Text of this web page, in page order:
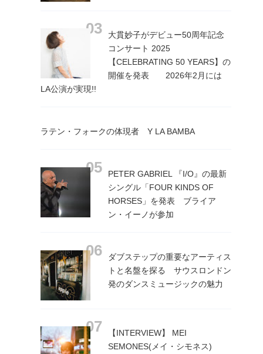
大貫妙子がデビュー50周年記念
コンサート 2025
【CELEBRATING 50 YEARS】の
開催を発表 2026年2月には
LA公演が実現!!
ラテン・フォークの体現者 Y LA BAMBA
PETER GABRIEL 『I/O』の最新
シングル「FOUR KINDS OF
HORSES」を発表 ブライア
ン・イーノが参加
ダブステップの重要なアーティス
トと名盤を探る サウスロンドン
発のダンスミュージックの魅力
【INTERVIEW】 MEI
SEMONES(メイ・シモネス)